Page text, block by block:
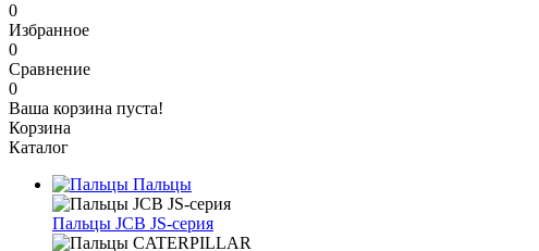
0
Избранное
0
Сравнение
0
Ваша корзина пуста!
Корзина
Каталог
Пальцы
Пальцы JCB JS-серия